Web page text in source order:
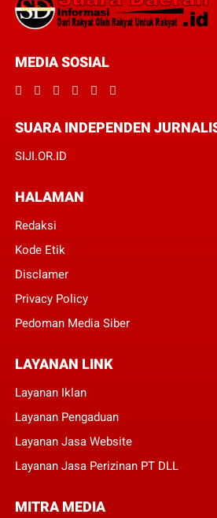
MEDIA SOSIAL
SUARA INDEPENDEN
SIJI.OR.ID
HALAMAN
Redaksi
Kode Etik
Disclamer
Privacy Policy
Pedoman Media Siber
LAYANAN LINK
Layanan Iklan
Layanan Pengaduan
Layanan Jasa Website
Layanan Jasa Perizinan PT DLL
MITRA MEDIA